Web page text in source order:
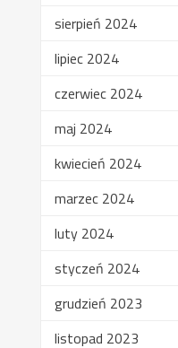
sierpień 2024
lipiec 2024
czerwiec 2024
maj 2024
kwiecień 2024
marzec 2024
luty 2024
styczeń 2024
grudzień 2023
listopad 2023